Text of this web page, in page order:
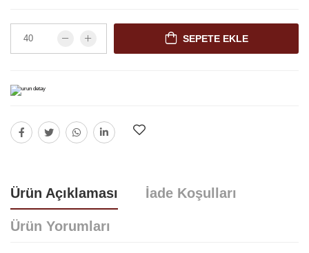
SEPETE EKLE
Ürün Açıklaması İade Koşulları
Ürün Yorumları